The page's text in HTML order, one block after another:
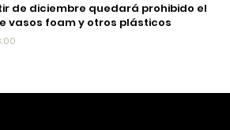
de diciembre quedará prohibido el
vasos foam y otros plásticos